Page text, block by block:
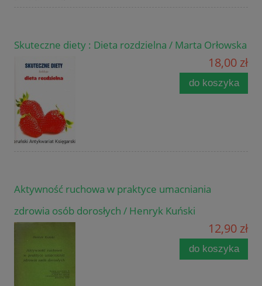
Skuteczne diety : Dieta rozdzielna / Marta Orłowska
18,00 zł
do koszyka
Aktywność ruchowa w praktyce umacniania
zdrowia osób dorosłych / Henryk Kuński
12,90 zł
do koszyka